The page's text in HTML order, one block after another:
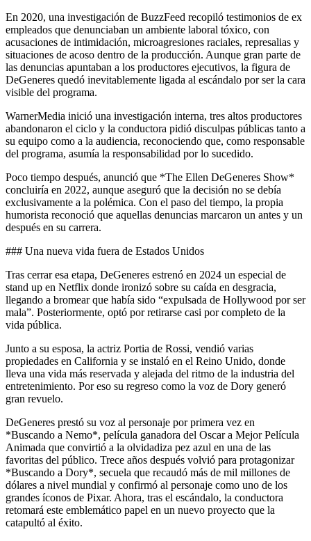
En 2020, una investigación de BuzzFeed recopiló testimonios de ex
empleados que denunciaban un ambiente laboral tóxico, con
acusaciones de intimidación, microagresiones raciales, represalias y
situaciones de acoso dentro de la producción. Aunque gran parte de
las denuncias apuntaban a los productores ejecutivos, la figura de
DeGeneres quedó inevitablemente ligada al escándalo por ser la cara
visible del programa.
WarnerMedia inició una investigación interna, tres altos productores
abandonaron el ciclo y la conductora pidió disculpas públicas tanto a
su equipo como a la audiencia, reconociendo que, como responsable
del programa, asumía la responsabilidad por lo sucedido.
Poco tiempo después, anunció que *The Ellen DeGeneres Show*
concluiría en 2022, aunque aseguró que la decisión no se debía
exclusivamente a la polémica. Con el paso del tiempo, la propia
humorista reconoció que aquellas denuncias marcaron un antes y un
después en su carrera.
### Una nueva vida fuera de Estados Unidos
Tras cerrar esa etapa, DeGeneres estrenó en 2024 un especial de
stand up en Netflix donde ironizó sobre su caída en desgracia,
llegando a bromear que había sido “expulsada de Hollywood por ser
mala”. Posteriormente, optó por retirarse casi por completo de la
vida pública.
Junto a su esposa, la actriz Portia de Rossi, vendió varias
propiedades en California y se instaló en el Reino Unido, donde
lleva una vida más reservada y alejada del ritmo de la industria del
entretenimiento. Por eso su regreso como la voz de Dory generó
gran revuelo.
DeGeneres prestó su voz al personaje por primera vez en
*Buscando a Nemo*, película ganadora del Oscar a Mejor Película
Animada que convirtió a la olvidadiza pez azul en una de las
favoritas del público. Trece años después volvió para protagonizar
*Buscando a Dory*, secuela que recaudó más de mil millones de
dólares a nivel mundial y confirmó al personaje como uno de los
grandes íconos de Pixar. Ahora, tras el escándalo, la conductora
retomará este emblemático papel en un nuevo proyecto que la
catapultó al éxito.